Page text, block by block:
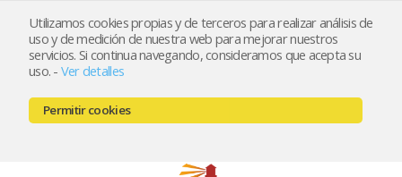
Utilizamos cookies propias y de terceros para realizar análisis de
uso y de medición de nuestra web para mejorar nuestros
servicios. Si continua navegando, consideramos que acepta su
uso. - Ver detalles
Permitir cookies
Registrarse Mi cuenta
666521122 // 654999333